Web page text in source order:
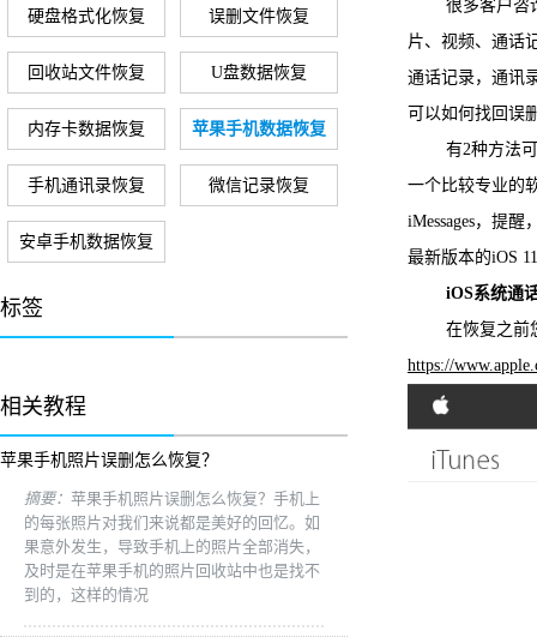
硬盘格式化恢复 误删文件恢复
回收站文件恢复 U盘数据恢复
内存卡数据恢复 苹果手机数据恢复
手机通讯录恢复 微信记录恢复
安卓手机数据恢复
标签
相关教程
苹果手机照片误删怎么恢复？
摘要： 苹果手机照片误删怎么恢复？手机上
的每张照片对我们来说都是美好的回忆。如
果意外发生，导致手机上的照片全部消失，
及时是在苹果手机的照片回收站中也是找不
到的，这样的情况
很多客户咨
片、视频、通话
通话记录，通讯
可以如何找回误
有2种方法
一个比较专业的
iMessages，提
最新版本的iOS
iOS系统通
在恢复之前您
https://